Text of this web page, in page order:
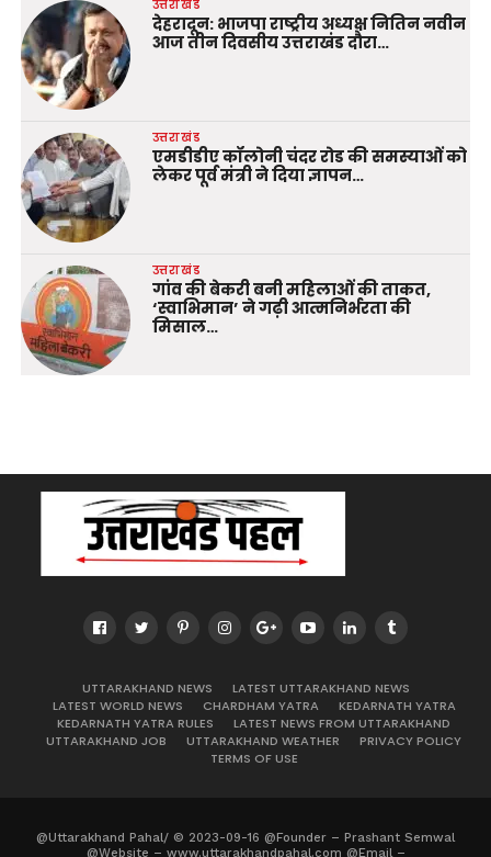
उत्तराखंड
देहरादून: भाजपा राष्ट्रीय अध्यक्ष नितिन नवीन
आज तीन दिवसीय उत्तराखंड दौरा…
उत्तराखंड
एमडीडीए कॉलोनी चंदर रोड की समस्याओं को
लेकर पूर्व मंत्री ने दिया ज्ञापन…
उत्तराखंड
गांव की बेकरी बनी महिलाओं की ताकत,
‘स्वाभिमान’ ने गढ़ी आत्मनिर्भरता की
मिसाल…
UTTARAKHAND NEWS
LATEST UTTARAKHAND NEWS
LATEST WORLD NEWS
CHARDHAM YATRA
KEDARNATH YATRA
KEDARNATH YATRA RULES
LATEST NEWS FROM UTTARAKHAND
UTTARAKHAND JOB
UTTARAKHAND WEATHER
PRIVACY POLICY
TERMS OF USE
@Uttarakhand Pahal/ © 2023-09-16 @Founder – Prashant Semwal
@Website – www.uttarakhandpahal.com @Email –